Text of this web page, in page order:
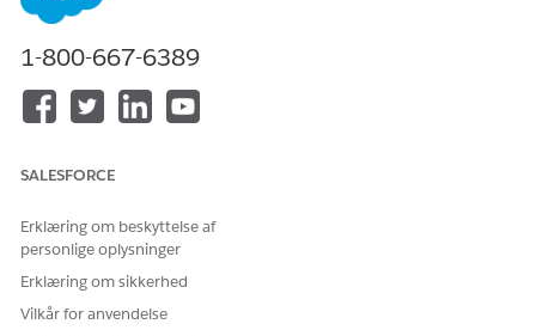
Tilgængelig i:
DeveloperEdition med Field Service and Foundations eller
Einstein 1 Field Service
ServiceEdition.
i den nye Agentforce
Opsæt kundeinitieret planlægning for Field Service
manuelt i den nye Agentforce
Kundeinitieret planlægning implementeres ved brug af
Field Service Scheduling-agenten. Du kan bruge enhver
1-800-667-6389
SALESFORCE
Erklæring om beskyttelse af
personlige oplysninger
Erklæring om sikkerhed
Vilkår for anvendelse